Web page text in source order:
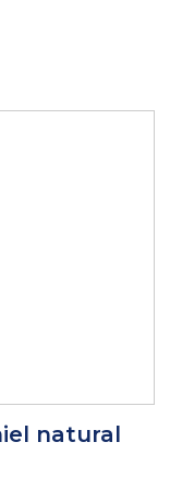
natural